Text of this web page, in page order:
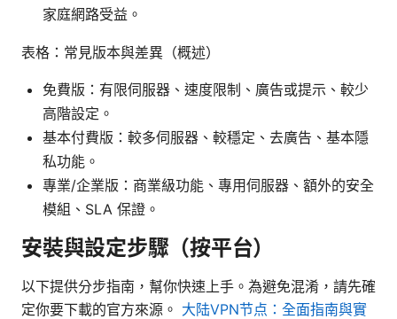
家庭網路受益。
表格：常見版本與差異（概述）
免費版：有限伺服器、速度限制、廣告或提示、較少
高階設定。
基本付費版：較多伺服器、較穩定、去廣告、基本隱
私功能。
專業/企業版：商業級功能、專用伺服器、額外的安全
模組、SLA 保證。
安裝與設定步驟（按平台）
以下提供分步指南，幫你快速上手。為避免混淆，請先確
定你要下載的官方來源。 大陆VPN节点：全面指南與實